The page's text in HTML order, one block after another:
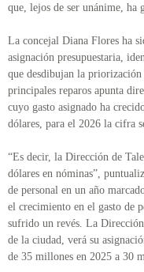
que, lejos de ser unánime, ha
La concejal Diana Flores ha
asignación presupuestaria,
que desdibujan la
principales reparos apunta
cuyo gasto asignado ha
dólares, para el 2026 la cifra
“Es decir, la Dirección de
dólares en nóminas”,
de personal en un año
el crecimiento en el gasto de
sufrido un revés. La
de la ciudad, verá su
de 35 millones en 2025 a 30